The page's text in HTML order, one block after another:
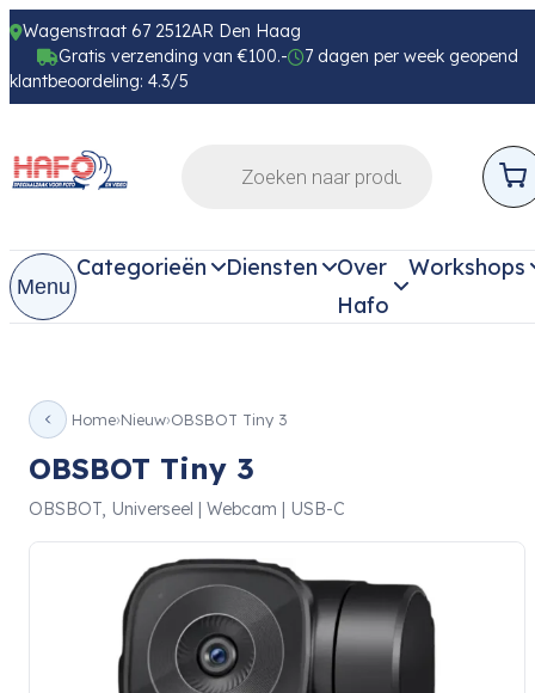
Wagenstraat 67 2512AR Den Haag
Gratis verzending van €100.-
7 dagen per week geopend
klantbeoordeling: 4.3/5
Menu
Categorieën Diensten
Over
Hafo
Workshops
Home Nieuw OBSBOT Tiny 3
OBSBOT Tiny 3
OBSBOT, Universeel | Webcam | USB-C